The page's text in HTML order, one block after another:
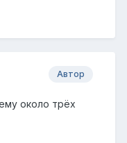
Автор
около трёх